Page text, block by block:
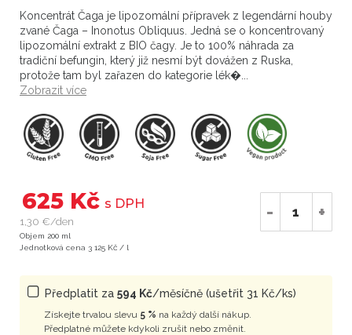
Koncentrát Čaga je lipozomální přípravek z legendární houby
zvané Čaga – Inonotus Obliquus. Jedná se o koncentrovaný
lipozomální extrakt z BIO čagy. Je to 100% náhrada za
tradiční befungin, který již nesmí být dovážen z Ruska,
protože tam byl zařazen do kategorie lék�...
Zobrazit více
625 Kč s DPH
1,30 €/den
Objem 200 ml
Jednotková cena 3 125 Kč / l
- +
Předplatit za 594 Kč/měsíčně (ušetřit 31 Kč/ks)
Získejte trvalou slevu 5 % na každý další nákup.
Předplatné můžete kdykoli zrušit nebo změnit.